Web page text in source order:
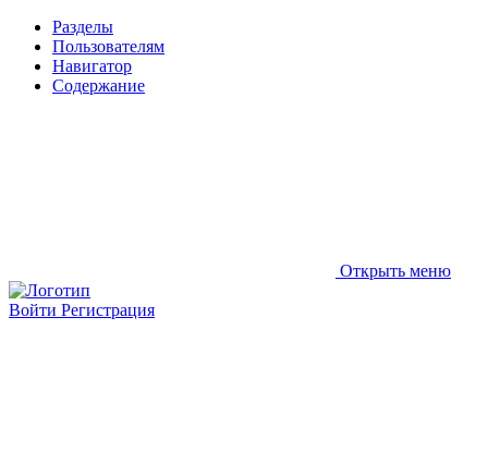
Разделы
Пользователям
Навигатор
Содержание
Открыть меню
Войти Регистрация